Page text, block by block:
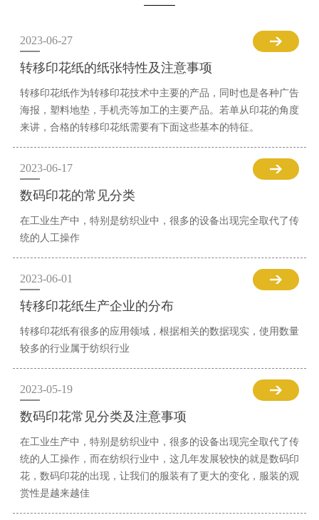
2023-06-27
转移印花纸的纸张特性及注意事项
转移印花纸作为转移印花技术中主要的产品，同时也是各种广告
海报，塑料地垫，手机壳等加工的主要产品。若单从印花的角度
来讲，合格的转移印花纸需要有下面这些基本的特征。
2023-06-17
数码印花的常见分类
在工业生产中，特别是纺织业中，很多的设备出现完全取代了传
统的人工操作
2023-06-01
转移印花纸生产企业的分布
转移印花纸有很多的应用领域，根据相关的数据现实，使用数量
较多的行业属于纺织行业
2023-05-19
数码印花常见分类及注意事项
在工业生产中，特别是纺织业中，很多的设备出现完全取代了传
统的人工操作，而在纺织行业中，这几年发展较快的就是数码印
花，数码印花的出现，让我们的服装有了更大的变化，服装的观
赏性是越来越佳